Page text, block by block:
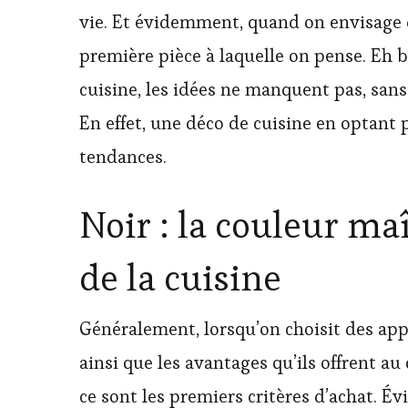
vie. Et évidemment, quand on
première pièce à laquelle on pense. Eh
cuisine, les idées ne manquent pas,
En effet, une déco de cuisine en
tendances.
Noir : la couleur
de la cuisine
Généralement, lorsqu’on choisit des
ainsi que les avantages qu’ils offrent
ce sont les premiers critères d’achat.